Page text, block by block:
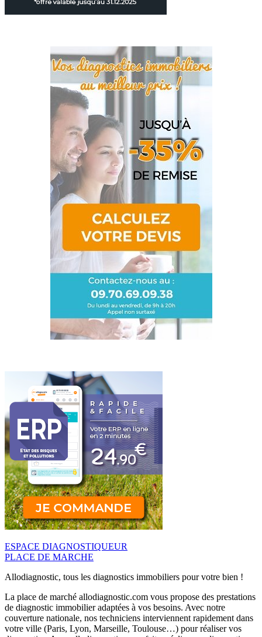
ESPACE DIAGNOSTIQUEUR
PLACE DE MARCHE
Allodiagnostic, tous les diagnostics immobiliers pour votre bien !
La place de marché allodiagnostic.com vous propose des prestations
de diagnostic immobilier adaptées à vos besoins. Avec notre
couverture nationale, nos techniciens interviennent rapidement dans
votre ville (Paris, Lyon, Marseille, Toulouse…) pour réaliser vos